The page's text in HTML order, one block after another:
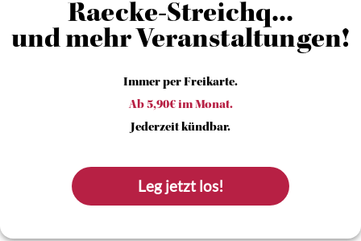
Raecke-Streichq...
und mehr Veranstaltungen!
Immer per Freikarte.
Ab 5,90€ im Monat.
Jederzeit kündbar.
Leg jetzt los!